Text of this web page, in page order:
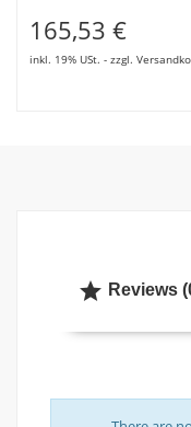
165,53 €
inkl. 19% USt. - zzgl.
 Reviews